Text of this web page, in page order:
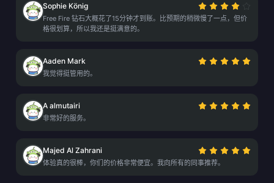
Sophie König
Free Fire 钻石大概花了15分钟才到账。比预期的稍微慢了一点，但价
格很划算，所以我还是挺满意的。
Aaden Mark
我觉得挺管用的。
A almutairi
非常好的服务。
Majed Al Zahrani
体验真的很棒，你们的价格非常便宜。我向所有的同事推荐。